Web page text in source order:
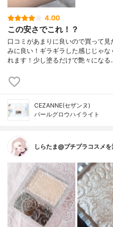
4.00
この安さでこれ！？
口コミがあまりに良いので買って
みに良い！ギラギラした感じじゃな
れます！少し塗るだけで艶々になる
CEZANNE(セザンヌ)
パールグロウハイライト
しらたま@プチプラコスメを